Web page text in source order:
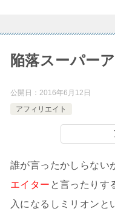
陥落スーパー
公開日： 2016年6月12日
アフィリエイト
誰が言ったかしらない
エイター と言ったりす
入になるしミリオンと